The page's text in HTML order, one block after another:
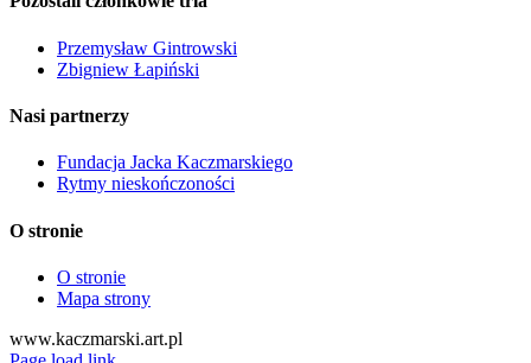
Przemysław Gintrowski
Zbigniew Łapiński
Nasi partnerzy
Fundacja Jacka Kaczmarskiego
Rytmy nieskończoności
O stronie
O stronie
Mapa strony
www.kaczmarski.art.pl